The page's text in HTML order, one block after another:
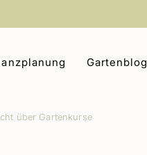
Gartenblog
über Gartenkurse